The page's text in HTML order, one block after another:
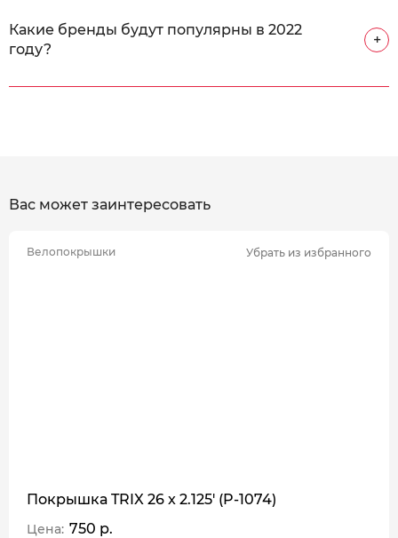
Какие бренды будут популярны в 2022
году?
+
Вас может заинтересовать
Велопокрышки Убрать из избранного
Покрышка TRIX 26 x 2.125' (P-1074)
Цена: 750 р.